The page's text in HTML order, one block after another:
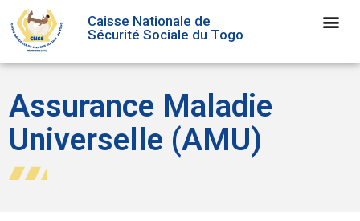
Caisse Nationale de
Sécurité Sociale du Togo
Assurance Maladie
Universelle (AMU)